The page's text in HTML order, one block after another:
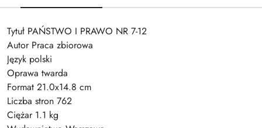
Tytuł PAŃSTWO I PRAWO NR 7-12
Autor Praca zbiorowa
Język polski
Oprawa twarda
Format 21.0x14.8 cm
Liczba stron 762
Ciężar 1.1 kg